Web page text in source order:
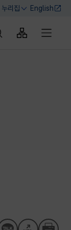
리집
열기
English
합검색 바로가기
사이트맵 바
전체메